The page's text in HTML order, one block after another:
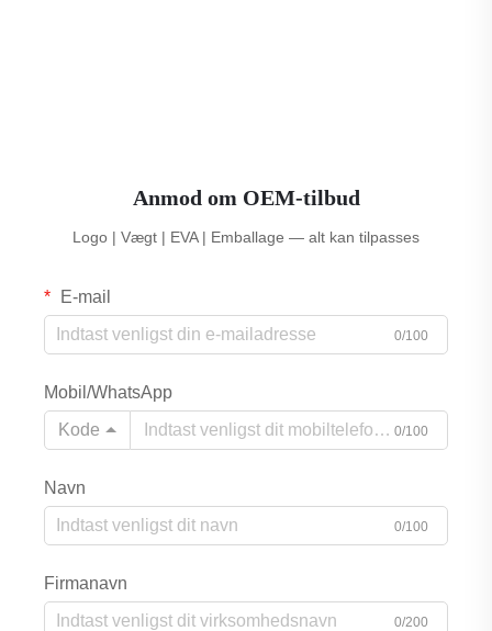
Anmod om OEM-tilbud
Logo | Vægt | EVA | Emballage — alt kan tilpasses
E-mail
0/100
Mobil/WhatsApp
Kode
0/100
Navn
0/100
Firmanavn
0/200